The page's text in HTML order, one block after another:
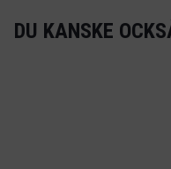
DU KANSKE